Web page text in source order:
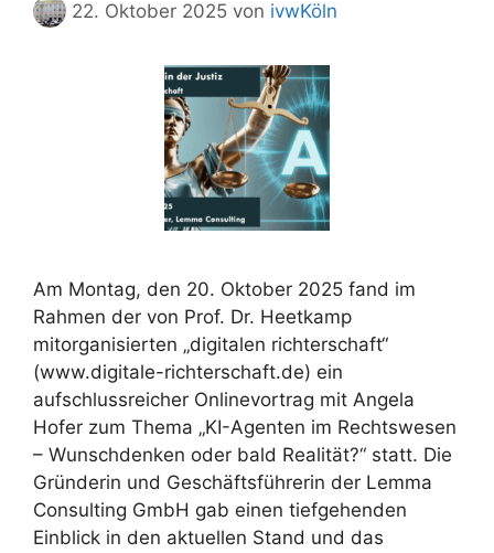
22. Oktober 2025 von ivwKöln
Am Montag, den 20. Oktober 2025 fand im
Rahmen der von Prof. Dr. Heetkamp
mitorganisierten „digitalen richterschaft“
(www.digitale-richterschaft.de) ein
aufschlussreicher Onlinevortrag mit Angela
Hofer zum Thema „KI-Agenten im Rechtswesen
– Wunschdenken oder bald Realität?“ statt. Die
Gründerin und Geschäftsführerin der Lemma
Consulting GmbH gab einen tiefgehenden
Einblick in den aktuellen Stand und das